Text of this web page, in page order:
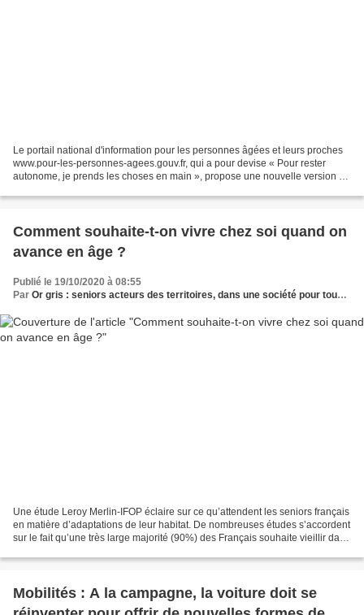
Le portail national d'information pour les personnes âgées et leurs proches
www.pour-les-personnes-agees.gouv.fr, qui a pour devise « Pour rester
autonome, je prends les choses en main », propose une nouvelle version de
Comment souhaite-t-on vivre chez soi quand on
avance en âge ?
Publié le 19/10/2020 à 08:55
Par Or gris : seniors acteurs des territoires, dans une société pour tous les âges
Une étude Leroy Merlin-IFOP éclaire sur ce qu’attendent les seniors français
en matière d’adaptations de leur habitat. De nombreuses études s’accordent
sur le fait qu’une très large majorité (90%) des Français souhaite vieillir dans
Mobilités : A la campagne, la voiture doit se